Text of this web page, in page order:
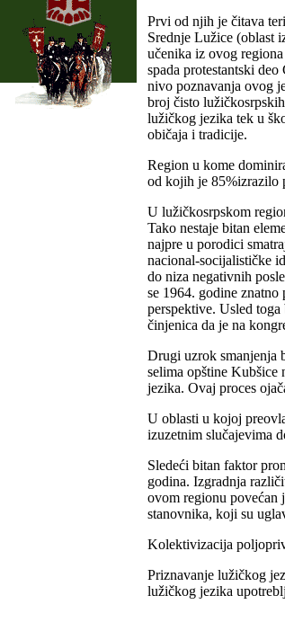
Prvi od njih je čitava
Srednje Lužice (oblast
učenika iz ovog
spada protestantski
nivo poznavanja ovog
broj čisto
lužičkog jezika tek u
običaja i tradicije.
Region u kome
od kojih je 85%izrazilo
U lužičkosrpskom
Tako nestaje bitan
najpre u porodici
nacional-socijalističke
do niza negativnih
se 1964. godine
perspektive. Usled
činjenica da je na
Drugi uzrok smanjenja
selima opštine Kubšice
jezika. Ovaj proces
U oblasti u kojoj
izuzetnim slučajevima
Sledeći bitan faktor
godina. Izgradnja
ovom regionu povećan
stanovnika, koji su
Kolektivizacija
Priznavanje lužičkog
lužičkog jezika